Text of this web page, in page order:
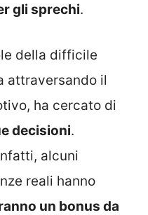
gli sprechi.
della difficile
attraversando il
ha cercato di
decisioni.
alcuni
reali hanno
un bonus da